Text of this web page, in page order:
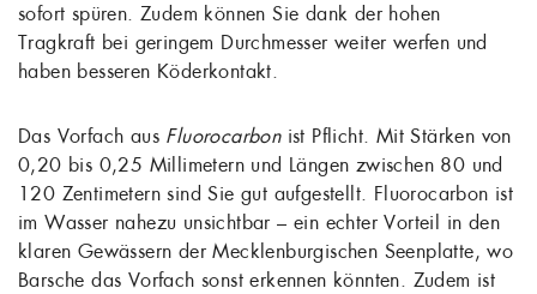
sofort spüren. Zudem können Sie dank der hohen
Tragkraft bei geringem Durchmesser weiter werfen und
haben besseren Köderkontakt.
Das Vorfach aus Fluorocarbonist Pflicht. Mit Stärken von
0,20 bis 0,25 Millimetern und Längen zwischen 80 und
120 Zentimetern sind Sie gut aufgestellt. Fluorocarbon ist
im Wasser nahezu unsichtbar – ein echter Vorteil in den
klaren Gewässern der Mecklenburgischen Seenplatte, wo
Barsche das Vorfach sonst erkennen könnten. Zudem ist